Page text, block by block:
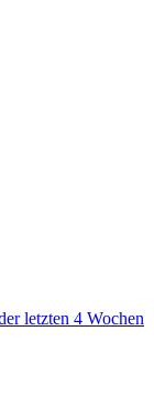
letzten 4 Wochen